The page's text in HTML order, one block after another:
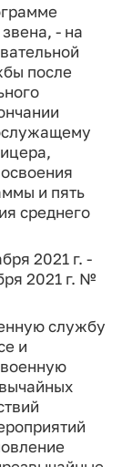
- на
после
и пять
среднего
2021 г. -
2021 г. №
службу
и